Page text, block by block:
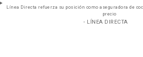
Línea Directa refuerza su posición como aseguradora de
precio
- LÍNEA DIRECTA